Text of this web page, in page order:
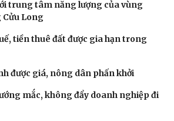
trung tâm năng lượng của vùng
Long
tiền thuê đất được gia hạn trong
được giá, nông dân phấn khởi
mắc, không đẩy doanh nghiệp đi